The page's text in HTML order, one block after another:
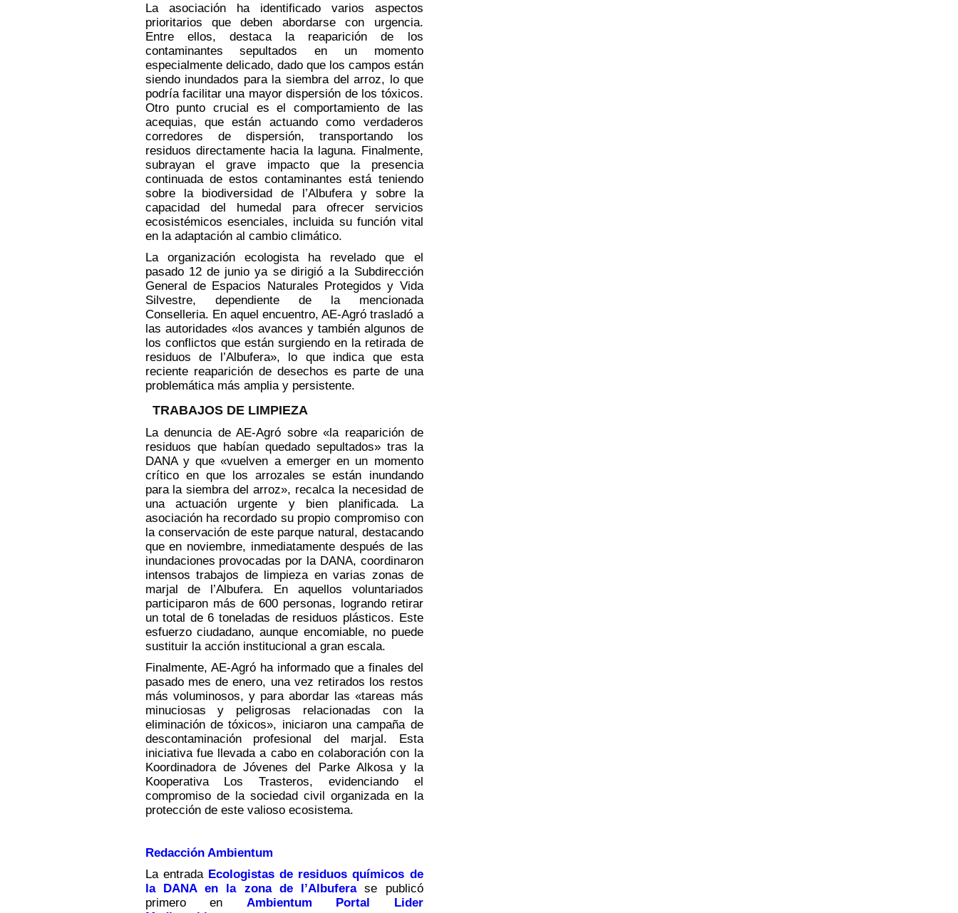
La asociación ha identificado varios aspectos
prioritarios que deben abordarse con urgencia.
Entre ellos, destaca la reaparición de los
contaminantes sepultados en un momento
especialmente delicado, dado que los campos están
siendo inundados para la siembra del arroz, lo que
podría facilitar una mayor dispersión de los tóxicos.
Otro punto crucial es el comportamiento de las
acequias, que están actuando como verdaderos
corredores de dispersión, transportando los
residuos directamente hacia la laguna. Finalmente,
subrayan el grave impacto que la presencia
continuada de estos contaminantes está teniendo
sobre la biodiversidad de l’Albufera y sobre la
capacidad del humedal para ofrecer servicios
ecosistémicos esenciales, incluida su función vital
en la adaptación al cambio climático.
La organización ecologista ha revelado que el
pasado 12 de junio ya se dirigió a la Subdirección
General de Espacios Naturales Protegidos y Vida
Silvestre, dependiente de la mencionada
Conselleria. En aquel encuentro, AE-Agró trasladó a
las autoridades «los avances y también algunos de
los conflictos que están surgiendo en la retirada de
residuos de l’Albufera», lo que indica que esta
reciente reaparición de desechos es parte de una
problemática más amplia y persistente.
TRABAJOS DE LIMPIEZA
La denuncia de AE-Agró sobre «la reaparición de
residuos que habían quedado sepultados» tras la
DANA y que «vuelven a emerger en un momento
crítico en que los arrozales se están inundando
para la siembra del arroz», recalca la necesidad de
una actuación urgente y bien planificada. La
asociación ha recordado su propio compromiso con
la conservación de este parque natural, destacando
que en noviembre, inmediatamente después de las
inundaciones provocadas por la DANA, coordinaron
intensos trabajos de limpieza en varias zonas de
marjal de l’Albufera. En aquellos voluntariados
participaron más de 600 personas, logrando retirar
un total de 6 toneladas de residuos plásticos. Este
esfuerzo ciudadano, aunque encomiable, no puede
sustituir la acción institucional a gran escala.
Finalmente, AE-Agró ha informado que a finales del
pasado mes de enero, una vez retirados los restos
más voluminosos, y para abordar las «tareas más
minuciosas y peligrosas relacionadas con la
eliminación de tóxicos», iniciaron una campaña de
descontaminación profesional del marjal. Esta
iniciativa fue llevada a cabo en colaboración con la
Koordinadora de Jóvenes del Parke Alkosa y la
Kooperativa Los Trasteros, evidenciando el
compromiso de la sociedad civil organizada en la
protección de este valioso ecosistema.
Redacción Ambientum
La entrada Ecologistas de residuos químicos de
la DANA en la zona de l’Albuferase publicó
primero en Ambientum Portal Lider